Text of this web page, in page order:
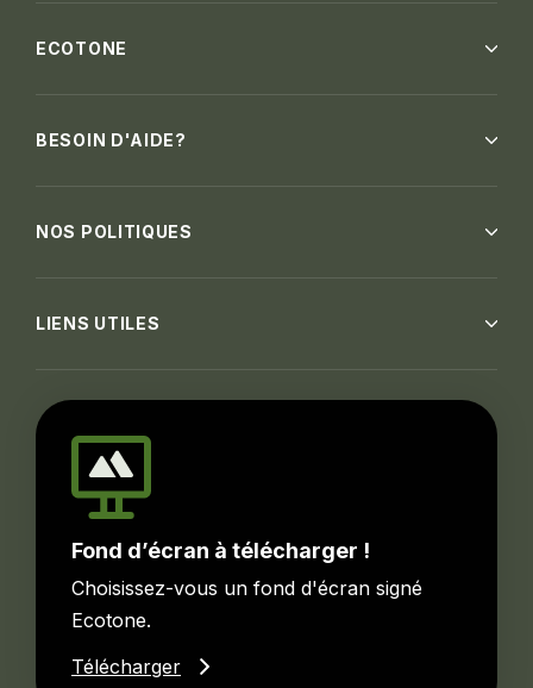
ECOTONE
BESOIN D'AIDE?
NOS POLITIQUES
LIENS UTILES
Fond d’écran à télécharger !
Choisissez-vous un fond d'écran signé
Ecotone.
Télécharger